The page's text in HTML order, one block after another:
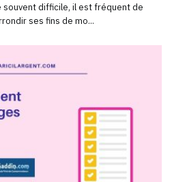
souvent difficile, il est fréquent de
ses fins de mo...